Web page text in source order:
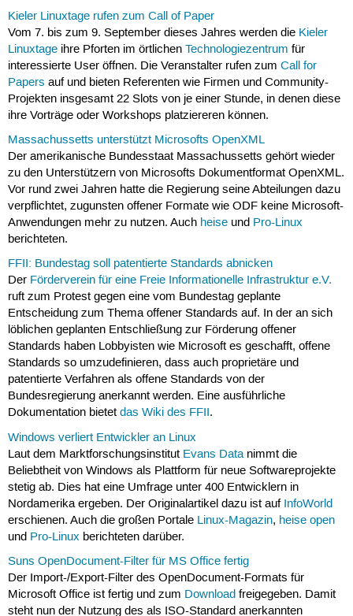
Kieler Linuxtage rufen zum Call of Paper
Vom 7. bis zum 9. September dieses Jahres werden die Kieler
Linuxtageihre Pforten im örtlichen Technologiezentrum für
interessierte User öffnen. Die Veranstalter rufen zum Call for
Papers auf und bieten Referenten wie Firmen und Community-
Projekten insgesamt 22 Slots von je einer Stunde, in denen diese
ihre Vorträge oder Workshops platziereren können.
Massachussetts unterstützt Microsofts OpenXML
Der amerikanische Bundesstaat Massachussetts gehört wieder
zu den Unterstützern von Microsofts Dokumentformat OpenXML.
Vor rund zwei Jahren hatte die Regierung seine Abteilungen dazu
verpflichtet, zugunsten offener Formate wie ODF keine Microsoft-
Anwendungen mehr zu nutzen. Auch heiseund Pro-Linux
berichteten.
FFII: Bundestag soll patentierte Standards abnicken
Der Förderverein für eine Freie Informationelle Infrastruktur e.V.
ruft zum Protest gegen eine vom Bundestag geplante
Entscheidung zum Thema offener Standards auf. In der an sich
löblichen geplanten Entschließung zur Förderung offener
Standards haben Lobbyisten wie Microsoft es geschafft, offene
Standards so umzudefinieren, dass auch proprietäre und
patentierte Verfahren als offene Standards von der
Bundesregierung anerkannt werden. Eine ausführliche
Dokumentation bietet das Wiki des FFII.
Windows verliert Entwickler an Linux
Laut dem Marktforschungsinstitut Evans Datanimmt die
Beliebtheit von Windows als Plattform für neue Softwareprojekte
stetig ab. Dies hat eine Umfrage unter 400 Entwicklern in
Nordamerika ergeben. Der Originalartikel dazu ist auf InfoWorld
erschienen. Auch die großen Portale Linux-Magazin, heise open
und Pro-Linux berichteten darüber.
Suns OpenDocument-Filter für MS Office fertig
Der Import-/Export-Filter des OpenDocument-Formats für
Microsoft Office ist fertig und zum Downloadfreigegeben. Damit
steht nun der Nutzung des als ISO-Standard anerkannten